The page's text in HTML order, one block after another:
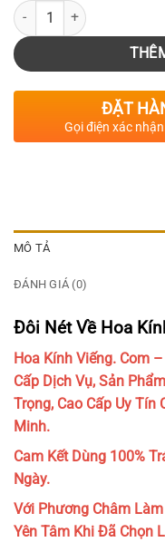
Số lượng
ĐẶT
Gọi điện xác
MÔ TẢ
ĐÁNH GIÁ (0)
Đôi Nét Về Hoa
Hoa Kính Viếng. Com
Cấp Dịch Vụ, Sản
Trọng, Cao Cấp Uy
Minh.
Cam Kết Dùng 100%
Ngày.
Với Phương Châm
Yên Tâm Khi Đã Chọn